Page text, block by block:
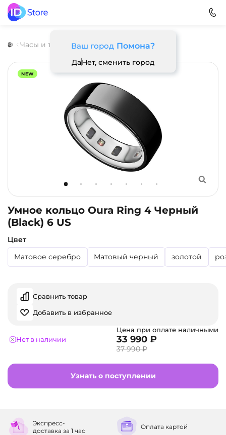
Ваш город Помона?
ДаНет, сменить город
Часы и трекеры Oura Oura Ring 4
NEW
Умное кольцо Oura Ring 4 Черный
(Black) 6 US
Цвет
Матовое серебро
Матовый черный золотой
Сравнить товар
Добавить в избранное
Нет в наличии
Цена при оплате наличными
33 990 ₽
37 990 ₽
Узнать о поступлении
Экспресс-
доставка за 1 час Оплата картой